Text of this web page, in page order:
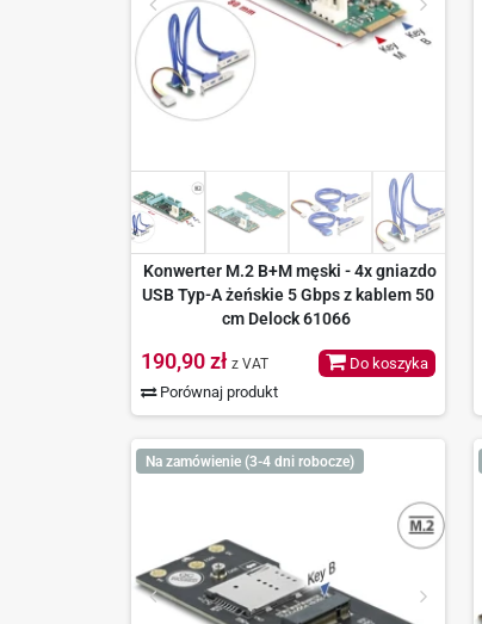
Konwerter M.2 B+M męski - 4x gniazdo
USB Typ-A żeńskie 5 Gbps z kablem 50
cm Delock 61066
190,90 zł z VAT
Porównaj produkt
Do koszyka
Na zamówienie (3-4 dni robocze)